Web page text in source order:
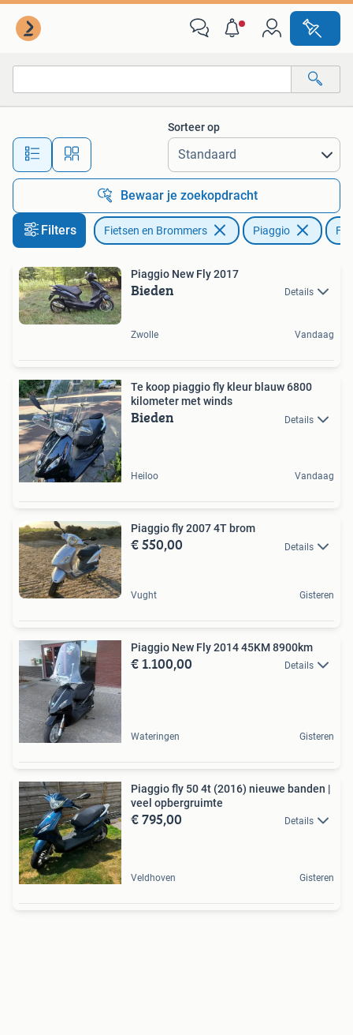
Alle afstanden…
Sorteer op
Bewaar je zoekopdracht
Filters Fietsen en Brommers Piaggio Fly
Piaggio New Fly 2017
Bieden Details
Zwolle Vandaag
Te koop piaggio fly kleur blauw 6800
kilometer met winds
Bieden Details
Heiloo Vandaag
Piaggio fly 2007 4T brom
€ 550,00 Details
Vught Gisteren
Piaggio New Fly 2014 45KM 8900km
€ 1.100,00 Details
Wateringen Gisteren
Piaggio fly 50 4t (2016) nieuwe banden |
veel opbergruimte
€ 795,00 Details
Veldhoven Gisteren